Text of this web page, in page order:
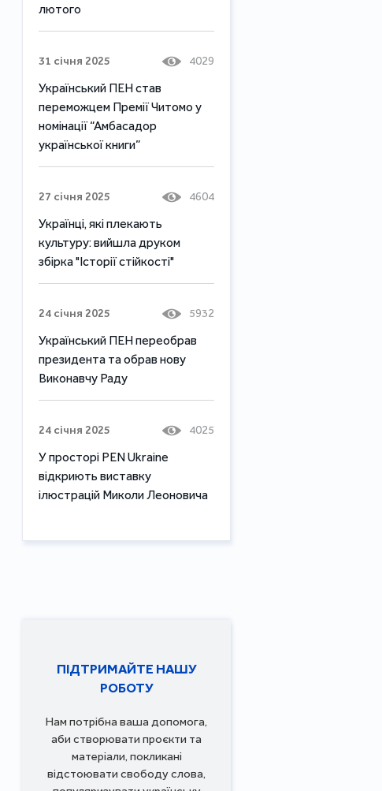
лютого
31 січня 2025 4029
Український ПЕН став
переможцем Премії Читомо у
номінації “Амбасадор
української книги”
27 січня 2025 4604
Українці, які плекають
культуру: вийшла друком
збірка "Історії стійкості"
24 січня 2025 5932
Український ПЕН переобрав
президента та обрав нову
Виконавчу Раду
24 січня 2025 4025
У просторі PEN Ukraine
відкриють виставку
ілюстрацій Миколи Леоновича
ПІДТРИМАЙТЕ НАШУ
РОБОТУ
Нам потрібна ваша допомога,
аби створювати проєкти та
матеріали, покликані
відстоювати свободу слова,